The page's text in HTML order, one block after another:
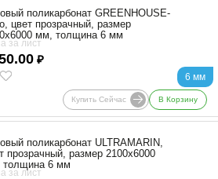
6 мм
поликарбонат GREENHOUSE-
цвет прозрачный, размер
мм, толщина 6 мм
за лист
₽
Купить Сейчас В Корзину
поликарбонат ULTRAMARIN,
прозрачный, размер 2100x6000
6 мм
за лист